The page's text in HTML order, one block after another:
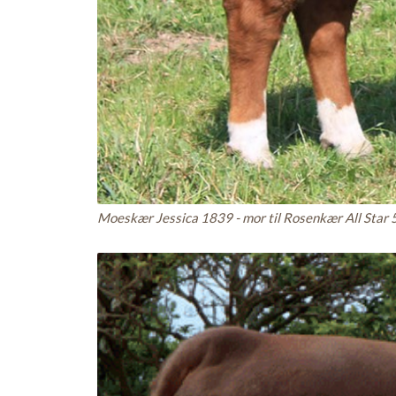
Moeskær Jessica 1839 - mor til Rosenkær All Star